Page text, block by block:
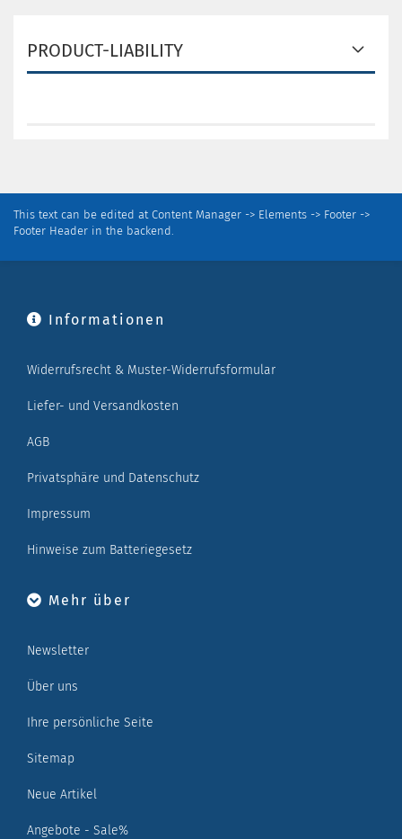
PRODUCT-LIABILITY
This text can be edited at Content Manager -> Elements -> Footer ->
Footer Header in the backend.
Informationen
Widerrufsrecht & Muster-Widerrufsformular
Liefer- und Versandkosten
AGB
Privatsphäre und Datenschutz
Impressum
Hinweise zum Batteriegesetz
Mehr über
Newsletter
Über uns
Ihre persönliche Seite
Sitemap
Neue Artikel
Angebote - Sale%